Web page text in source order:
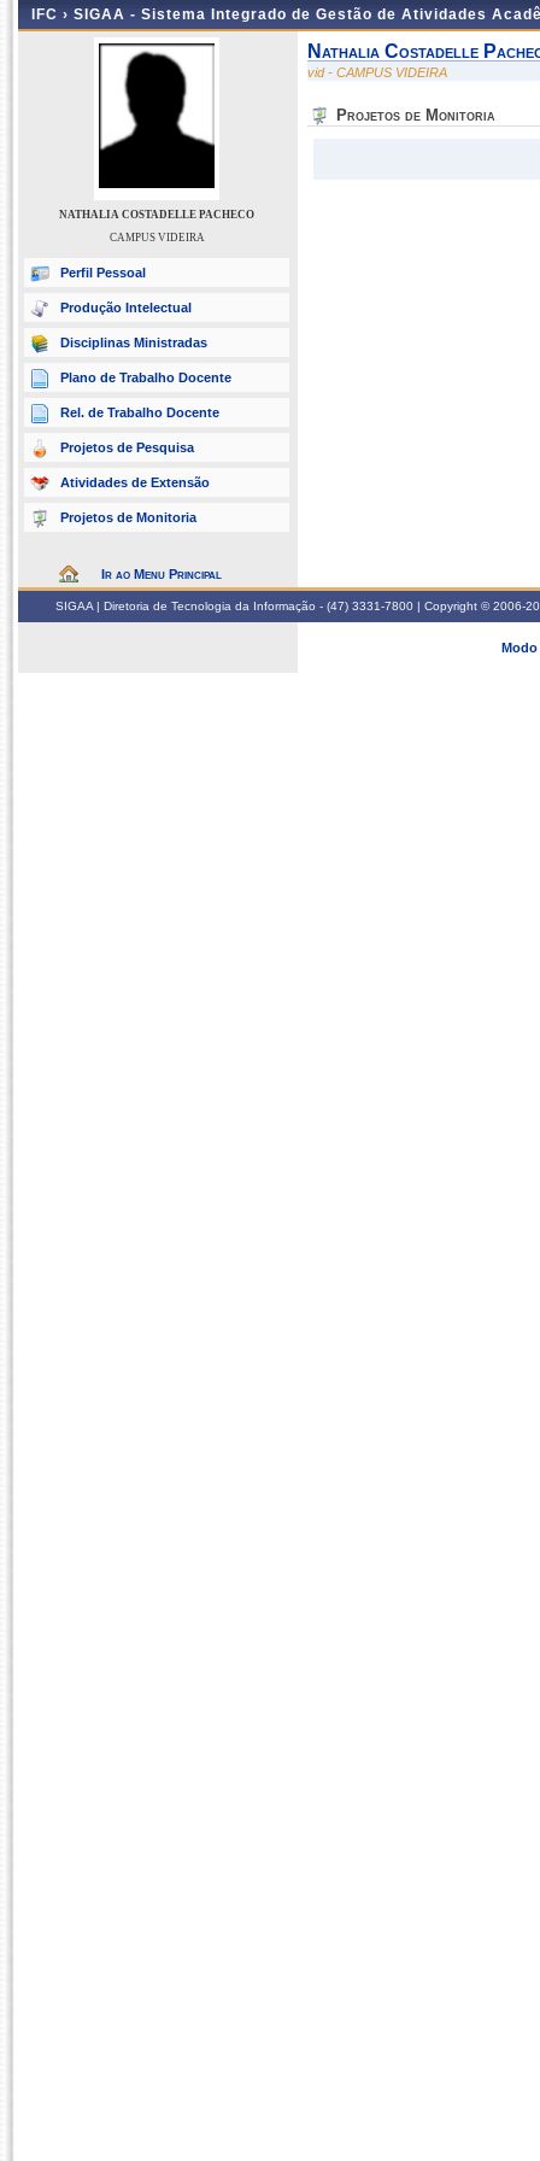
IFC › SIGAA - Sistema Integrado de Gestão de Atividades
NATHALIA COSTADELLE PACHECO
CAMPUS VIDEIRA
Perfil Pessoal
Produção Intelectual
Disciplinas Ministradas
Plano de Trabalho Docente
Rel. de Trabalho Docente
Projetos de Pesquisa
Atividades de Extensão
Projetos de Monitoria
Ir ao Menu Principal
Nathalia Costadelle
vid - CAMPUS VIDEIRA
Projetos de Monitoria
SIGAA | Diretoria de Tecnologia da Informação - (47) 3331-7800 | Copyright © 2006-
Modo